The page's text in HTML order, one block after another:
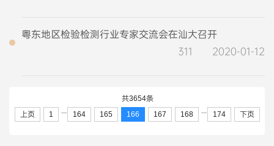
粤东地区检验检测行业专家交流会在汕大召开
311 2020-01-12
共3654条
上页
1 164 165 166 167 168 174 下页